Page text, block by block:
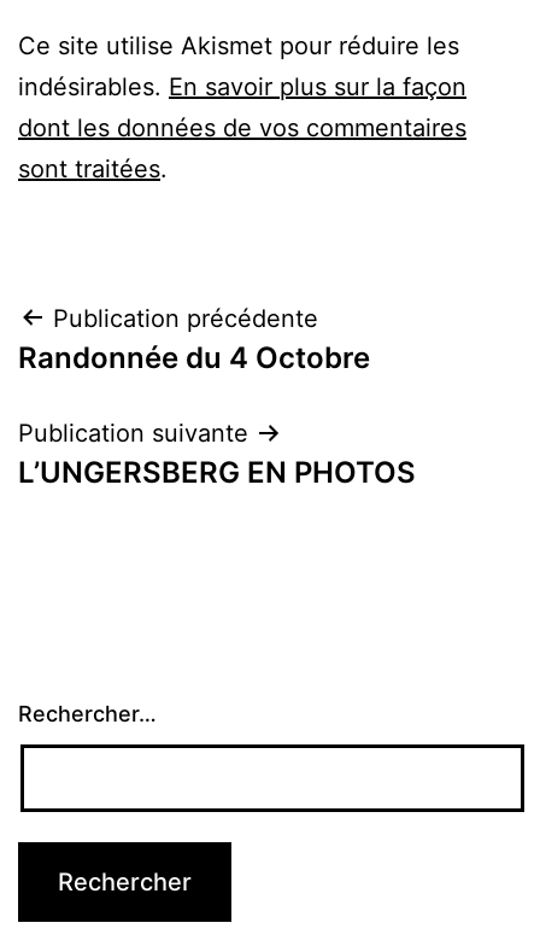
Ce site utilise Akismet pour réduire les
indésirables. En savoir plus sur la façon
dont les données de vos commentaires
sont traitées.
Navigation
de
l’article
Publication précédente
Randonnée du 4 Octobre
Publication suivante
L’UNGERSBERG EN PHOTOS
Rechercher…